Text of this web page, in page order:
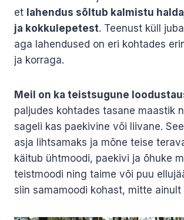
et lahendus sõltub kalmistu
ja kokkulepetest. Teenust küll
aga lahendused on eri kohtades
ja korraga.
Meil on ka teistsugune
paljudes kohtades tasane maastik
sageli kas paekivine või liivane.
asja lihtsamaks ja mõne teise
käitub ühtmoodi, paekivi ja õhuke
teistmoodi ning taime või puu
siin samamoodi kohast, mitte ainult